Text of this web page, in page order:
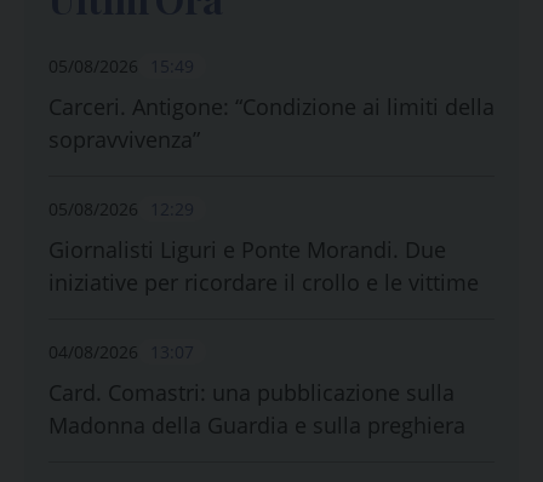
05/08/2026
Carceri. Antigone: “Condizione ai limiti della
sopravvivenza”
05/08/2026
Giornalisti Liguri e Ponte Morandi. Due
iniziative per ricordare il crollo e le vittime
04/08/2026
Card. Comastri: una pubblicazione sulla
Madonna della Guardia e sulla preghiera